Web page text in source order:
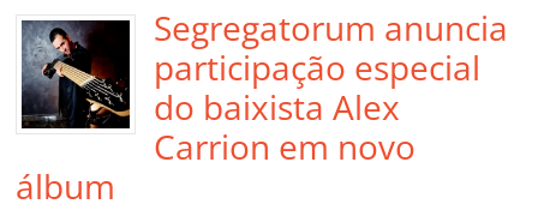
Segregatorum anuncia
participação especial
do baixista Alex
Carrion em novo
álbum